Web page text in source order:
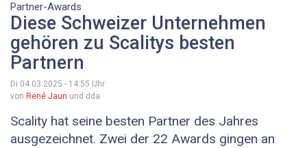
Partner-Awards
Diese Schweizer Unternehmen
gehören zu Scalitys besten
Partnern
Di 04.03.2025 - 14:55 Uhr
von René Jaun und dda
Scality hat seine besten Partner des Jahres
ausgezeichnet. Zwei der 22 Awards gingen an